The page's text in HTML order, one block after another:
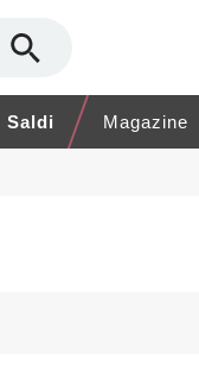
Saldi Magazine